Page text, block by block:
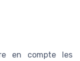
en compte les